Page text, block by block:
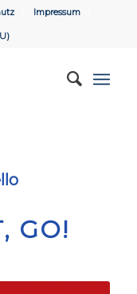
Impressum
GO!